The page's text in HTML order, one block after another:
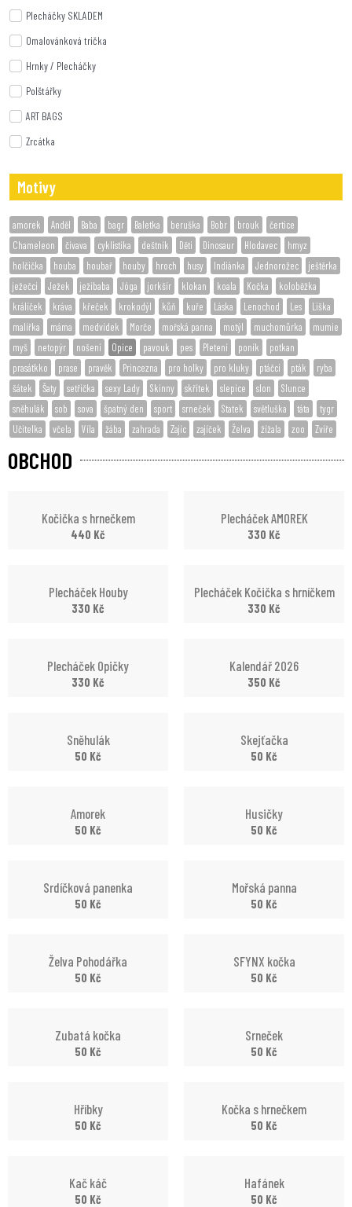
Plecháčky SKLADEM
Omalovánková trička
Hrnky / Plecháčky
Polštářky
ART BAGS
Zrcátka
Motivy
amorek Anděl Baba bagr Baletka beruška Bobr brouk
čertice
Chameleon
čivava cyklistika deštník Děti Dinosaur Hlodavec
hmyz
holčička
houba houbař houby hroch husy Indiánka Jednorožec
ještěrka
ježečci
Ježek ježibaba Jóga jorkšír klokan koala Kočka
koloběžka
králíček
kráva křeček krokodýl kůň kuře Láska Lenochod Les
Liška
malířka
máma medvídek Morče mořská panna motýl muchomůrka
mumie
myš
netopýr nošení Opice pavouk pes Pletení poník
potkan
prasátkko
prase pravěk Princezna pro holky pro kluky ptáčci pták
ryba
šátek
Šaty setřička sexy Lady Skinny skřítek slepice slon
Slunce
sněhulák
sob sova špatný den sport srneček Statek světluška táta
tygr
Učitelka
včela Víla žába zahrada Zajíc zajíček Želva žížala zoo Zvíře
OBCHOD
Kočička s hrnečkem
440 Kč
Plecháček AMOREK
330 Kč
Plecháček Houby
330 Kč
Plecháček Kočička s hrníčkem
330 Kč
Plecháček Opičky
330 Kč
Kalendář 2026
350 Kč
Sněhulák
50 Kč
Skejťačka
50 Kč
Amorek
50 Kč
Husičky
50 Kč
Srdíčková panenka
50 Kč
Mořská panna
50 Kč
Želva Pohodářka
50 Kč
SFYNX kočka
50 Kč
Zubatá kočka
50 Kč
Srneček
50 Kč
Hříbky
50 Kč
Kočka s hrnečkem
50 Kč
Kač káč
50 Kč
Hafánek
50 Kč